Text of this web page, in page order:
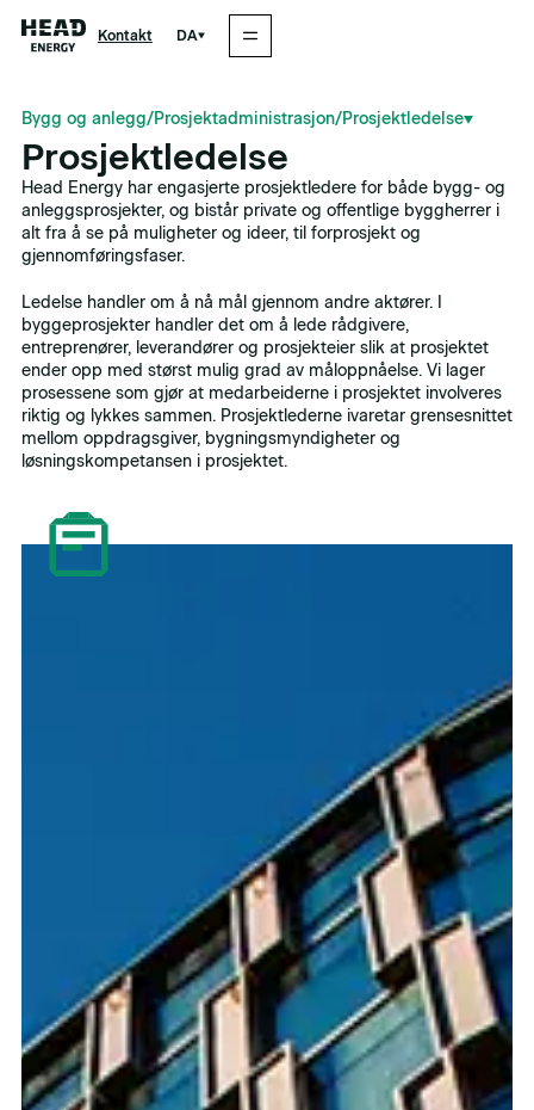
Kontakt DA
Bygg og anlegg/Prosjektadministrasjon/Prosjektledelse
Prosjektledelse
Head Energy har engasjerte prosjektledere for både bygg- og
anleggsprosjekter, og bistår private og offentlige byggherrer i
alt fra å se på muligheter og ideer, til forprosjekt og
gjennomføringsfaser.
Ledelse handler om å nå mål gjennom andre aktører. I
byggeprosjekter handler det om å lede rådgivere,
entreprenører, leverandører og prosjekteier slik at prosjektet
ender opp med størst mulig grad av måloppnåelse. Vi lager
prosessene som gjør at medarbeiderne i prosjektet involveres
riktig og lykkes sammen. Prosjektlederne ivaretar grensesnittet
mellom oppdragsgiver, bygningsmyndigheter og
løsningskompetansen i prosjektet.